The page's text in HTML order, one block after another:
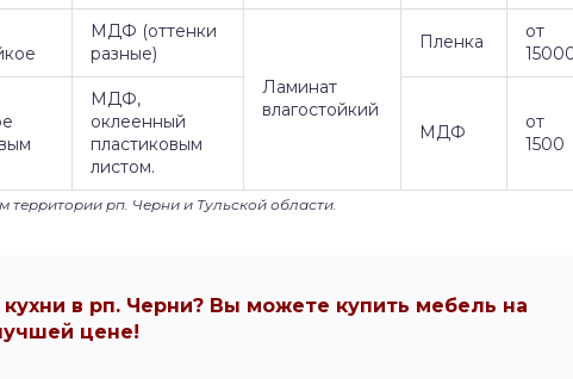
МДФ (оттенки
разные)
Ламинат
влагостойкий
Пленка
от
МДФ,
оклеенный
пластиковым
листом.
МДФ
от
1500
территории рп. Черни и Тульской области.
в рп. Черни? Вы можете купить мебель на
цене!